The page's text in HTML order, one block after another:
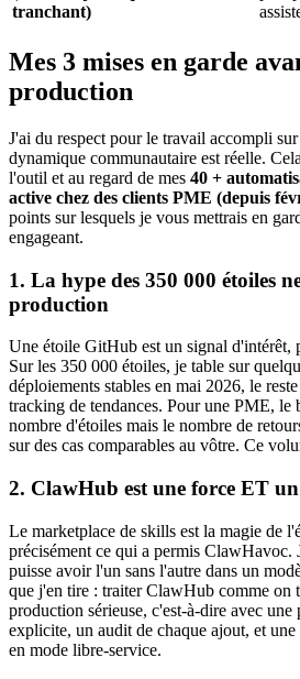
tranchant)
Mes 3 mises en garde
production
J'ai du respect pour le travail accompli sur
dynamique communautaire est réelle.
l'outil et au regard de mes 40 +
active chez des clients PME (depuis
points sur lesquels je vous mettrais en
engageant.
1. La hype des 350 000 étoiles
production
Une étoile GitHub est un signal d'intérêt,
Sur les 350 000 étoiles, je table sur
déploiements stables en mai 2026, le
tracking de tendances. Pour une PME, le
nombre d'étoiles mais le nombre de
sur des cas comparables au vôtre. Ce
2. ClawHub est une force ET
Le marketplace de skills est la magie de
précisément ce qui a permis ClawHavoc.
puisse avoir l'un sans l'autre dans un
que j'en tire : traiterClawHub comme on
production sérieuse, c'est-à-dire avec une
explicite, un audit de chaque ajout, et
en mode libre-service.